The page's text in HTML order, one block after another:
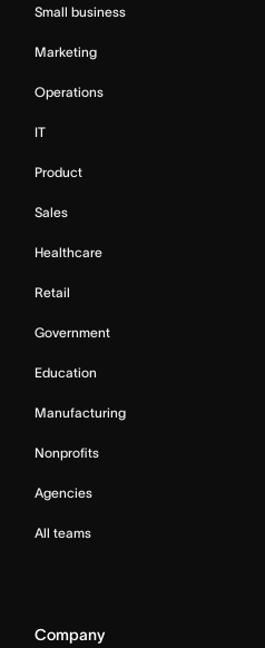
Small business
Marketing
Operations
IT
Product
Sales
Healthcare
Retail
Government
Education
Manufacturing
Nonprofits
Agencies
All teams
Company